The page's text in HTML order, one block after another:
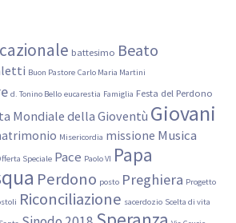
battesimo Beato
Buon Pastore Carlo Maria Martini
d. Tonino Bello eucarestia Famiglia Festa del Perdono
Mondiale della Gioventù Giovani
Misericordia missione Musica
Speciale Pace Paolo VI Papa
Perdono posto Preghiera Progetto
Riconciliazione sacerdozio Scelta di vita